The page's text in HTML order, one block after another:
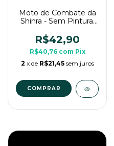
Moto de Combate da
Shinra - Sem Pintura,
Para Rpg de Mesa
R$42,90
R$40,76 com Pix
2 x de R$21,45 sem juros